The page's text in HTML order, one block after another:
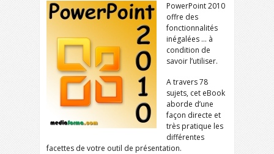
PowerPoint 2010
offre des
fonctionnalités
inégalées … à
condition de
savoir l’utiliser.
A travers 78
sujets, cet eBook
aborde d’une
façon directe et
très pratique les
différentes
facettes de votre outil de présentation.